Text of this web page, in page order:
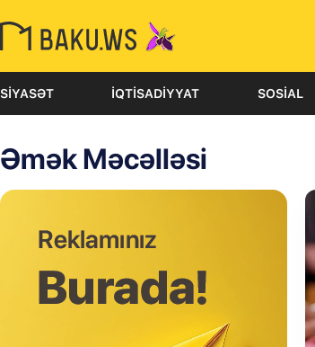
SIYASƏT İQTISADIYYAT SOSIAL
Əmək Məcəlləsi